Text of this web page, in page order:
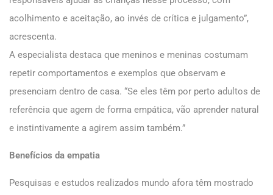
acolhimento e aceitação, ao invés de crítica e julgamento”,
acrescenta.
A especialista destaca que meninos e meninas costumam
repetir comportamentos e exemplos que observam e
presenciam dentro de casa. “Se eles têm por perto adultos de
referência que agem de forma empática, vão aprender natural
e instintivamente a agirem assim também.”
Benefícios da empatia
Pesquisas e estudos realizados mundo afora têm mostrado